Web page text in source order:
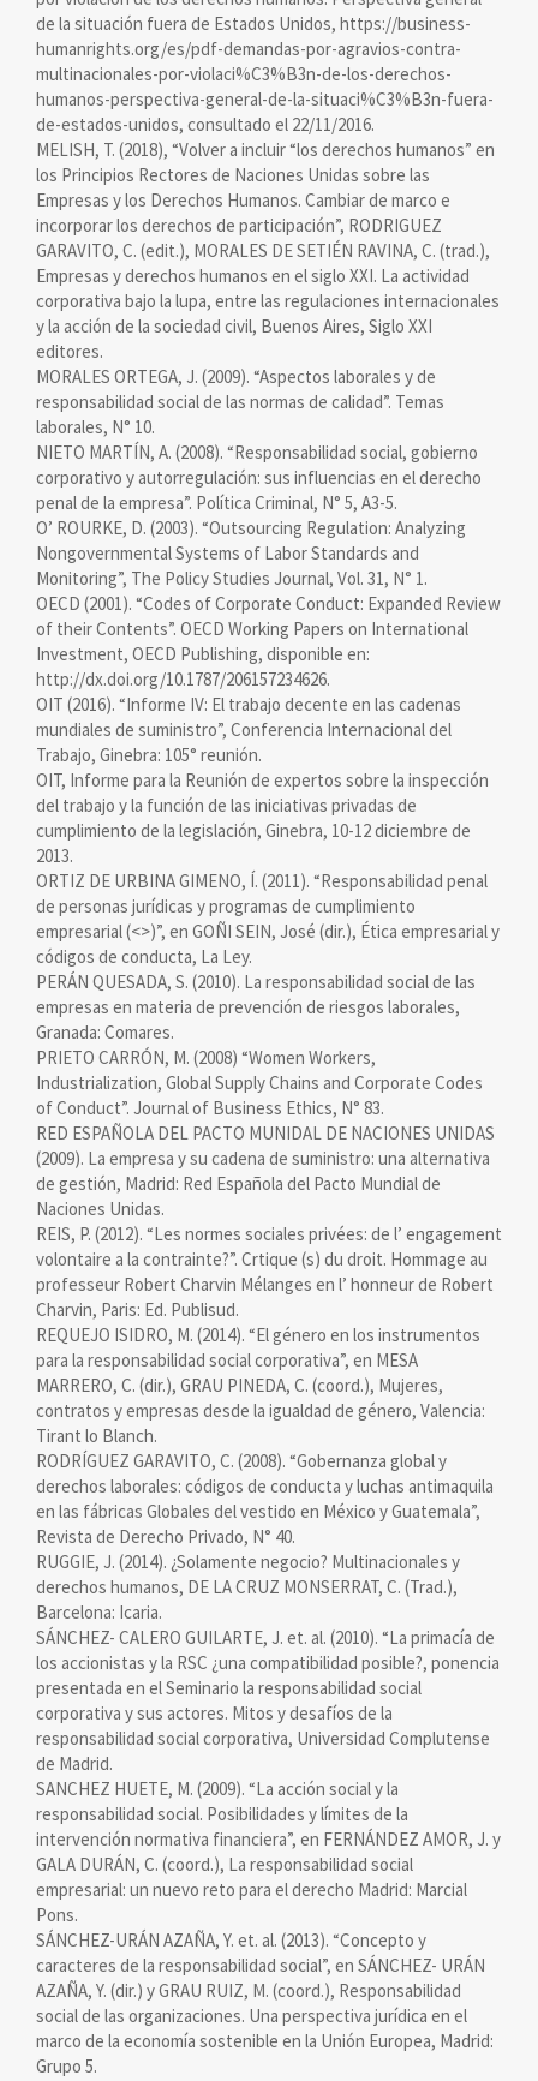
de la situación fuera de Estados Unidos, https://business-
humanrights.org/es/pdf-demandas-por-agravios-contra-
multinacionales-por-violaci%C3%B3n-de-los-derechos-
humanos-perspectiva-general-de-la-situaci%C3%B3n-fuera-
de-estados-unidos, consultado el 22/11/2016.
MELISH, T. (2018), “Volver a incluir “los derechos humanos” en
los Principios Rectores de Naciones Unidas sobre las
Empresas y los Derechos Humanos. Cambiar de marco e
incorporar los derechos de participación”, RODRIGUEZ
GARAVITO, C. (edit.), MORALES DE SETIÉN RAVINA, C. (trad.),
Empresas y derechos humanos en el siglo XXI. La actividad
corporativa bajo la lupa, entre las regulaciones internacionales
y la acción de la sociedad civil, Buenos Aires, Siglo XXI
editores.
MORALES ORTEGA, J. (2009). “Aspectos laborales y de
responsabilidad social de las normas de calidad”. Temas
laborales, N° 10.
NIETO MARTÍN, A. (2008). “Responsabilidad social, gobierno
corporativo y autorregulación: sus influencias en el derecho
penal de la empresa”. Política Criminal, N° 5, A3-5.
O’ ROURKE, D. (2003). “Outsourcing Regulation: Analyzing
Nongovernmental Systems of Labor Standards and
Monitoring”, The Policy Studies Journal, Vol. 31, N° 1.
OECD (2001). “Codes of Corporate Conduct: Expanded Review
of their Contents”. OECD Working Papers on International
Investment, OECD Publishing, disponible en:
http://dx.doi.org/10.1787/206157234626.
OIT (2016). “Informe IV: El trabajo decente en las cadenas
mundiales de suministro”, Conferencia Internacional del
Trabajo, Ginebra: 105° reunión.
OIT, Informe para la Reunión de expertos sobre la inspección
del trabajo y la función de las iniciativas privadas de
cumplimiento de la legislación, Ginebra, 10-12 diciembre de
2013.
ORTIZ DE URBINA GIMENO, Í. (2011). “Responsabilidad penal
de personas jurídicas y programas de cumplimiento
empresarial (<>)”, en GOÑI SEIN, José (dir.), Ética empresarial y
códigos de conducta, La Ley.
PERÁN QUESADA, S. (2010). La responsabilidad social de las
empresas en materia de prevención de riesgos laborales,
Granada: Comares.
PRIETO CARRÓN, M. (2008) “Women Workers,
Industrialization, Global Supply Chains and Corporate Codes
of Conduct”. Journal of Business Ethics, N° 83.
RED ESPAÑOLA DEL PACTO MUNIDAL DE NACIONES UNIDAS
(2009). La empresa y su cadena de suministro: una alternativa
de gestión, Madrid: Red Española del Pacto Mundial de
Naciones Unidas.
REIS, P. (2012). “Les normes sociales privées: de l’ engagement
volontaire a la contrainte?”. Crtique (s) du droit. Hommage au
professeur Robert Charvin Mélanges en l’ honneur de Robert
Charvin, Paris: Ed. Publisud.
REQUEJO ISIDRO, M. (2014). “El género en los instrumentos
para la responsabilidad social corporativa”, en MESA
MARRERO, C. (dir.), GRAU PINEDA, C. (coord.), Mujeres,
contratos y empresas desde la igualdad de género, Valencia:
Tirant lo Blanch.
RODRÍGUEZ GARAVITO, C. (2008). “Gobernanza global y
derechos laborales: códigos de conducta y luchas antimaquila
en las fábricas Globales del vestido en México y Guatemala”,
Revista de Derecho Privado, N° 40.
RUGGIE, J. (2014). ¿Solamente negocio? Multinacionales y
derechos humanos, DE LA CRUZ MONSERRAT, C. (Trad.),
Barcelona: Icaria.
SÁNCHEZ- CALERO GUILARTE, J. et. al. (2010). “La primacía de
los accionistas y la RSC ¿una compatibilidad posible?, ponencia
presentada en el Seminario la responsabilidad social
corporativa y sus actores. Mitos y desafíos de la
responsabilidad social corporativa, Universidad Complutense
de Madrid.
SANCHEZ HUETE, M. (2009). “La acción social y la
responsabilidad social. Posibilidades y límites de la
intervención normativa financiera”, en FERNÁNDEZ AMOR, J. y
GALA DURÁN, C. (coord.), La responsabilidad social
empresarial: un nuevo reto para el derecho Madrid: Marcial
Pons.
SÁNCHEZ-URÁN AZAÑA, Y. et. al. (2013). “Concepto y
caracteres de la responsabilidad social”, en SÁNCHEZ- URÁN
AZAÑA, Y. (dir.) y GRAU RUIZ, M. (coord.), Responsabilidad
social de las organizaciones. Una perspectiva jurídica en el
marco de la economía sostenible en la Unión Europea, Madrid:
Grupo 5.